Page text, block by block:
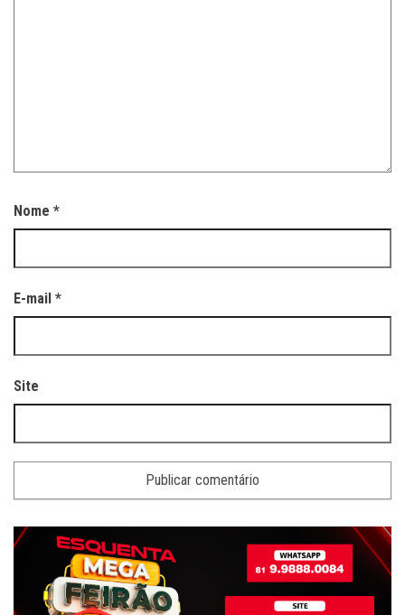
Nome *
E-mail *
Site